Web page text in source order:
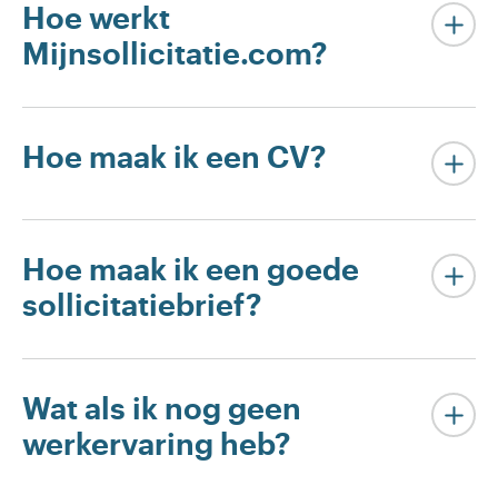
Hoe werkt
Mijnsollicitatie.com?
Hoe maak ik een CV?
Hoe maak ik een goede
sollicitatiebrief?
Wat als ik nog geen
werkervaring heb?